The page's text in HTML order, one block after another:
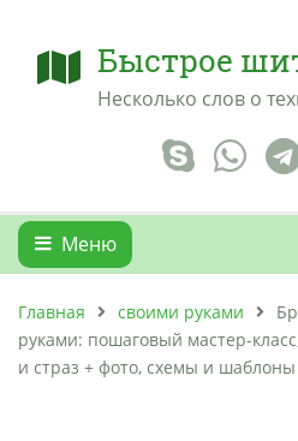
Быстрое
Несколько слов о
Меню
Главная своими руками
руками: пошаговый мастер-
и страз + фото, схемы и шаблоны